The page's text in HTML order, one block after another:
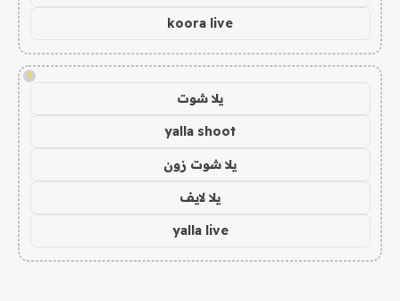
koora live
!
يلا شوت
yalla shoot
يلا شوت زون
يلا لايف
yalla live